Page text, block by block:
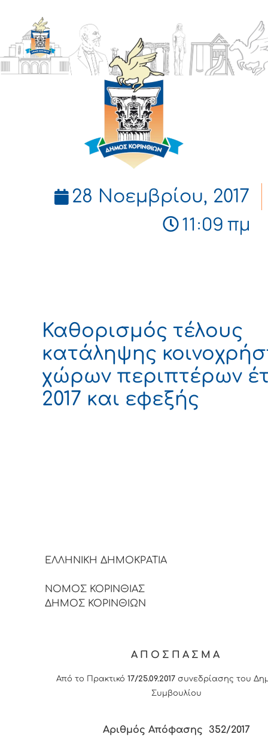
ΔΗΜΟΣ
ΚΟΡΙΝΘΙΩΝ
28 Νοεμβρίου, 2017
11:09 πμ
Καθορισμός τέλους
κατάληψης
χώρων περιπτέρων
2017 και εφεξής
ΕΛΛΗΝΙΚΗ
ΝΟΜΟΣ ΚΟΡΙΝΘΙΑΣ
ΔΗΜΟΣ ΚΟΡΙΝΘΙΩΝ
ΑΠΟΣΠΑΣΜΑ
Από το Πρακτικό 17/25.09.2017συνεδρίασης του
Συμβουλίου
Αριθμός Απόφασης 352/2017